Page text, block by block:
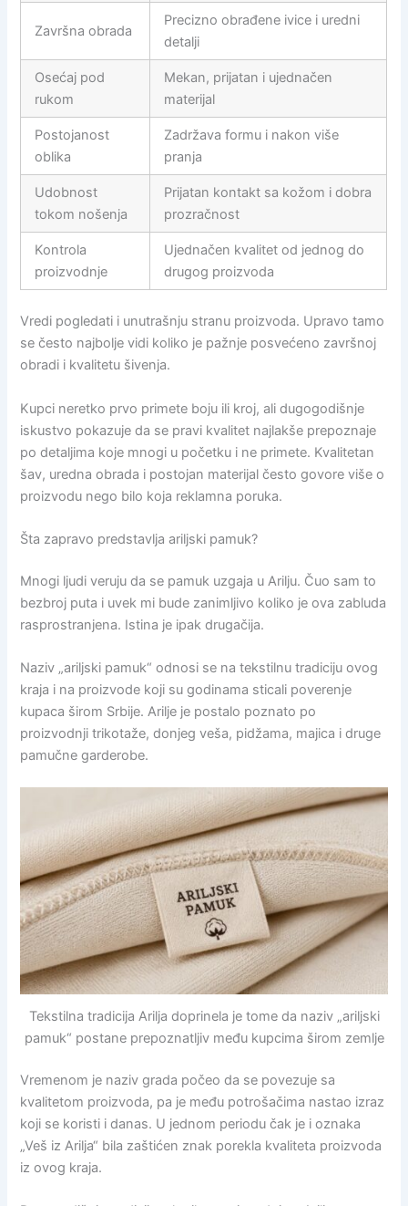
Završna obrada
Precizno obrađene ivice i uredni
detalji
Osećaj pod
rukom
Mekan, prijatan i ujednačen
materijal
Postojanost
oblika
Zadržava formu i nakon više
pranja
Udobnost
tokom nošenja
Prijatan kontakt sa kožom i dobra
prozračnost
Kontrola
proizvodnje
Ujednačen kvalitet od jednog do
drugog proizvoda
Vredi pogledati i unutrašnju stranu proizvoda. Upravo tamo
se često najbolje vidi koliko je pažnje posvećeno završnoj
obradi i kvalitetu šivenja.
Kupci neretko prvo primete boju ili kroj, ali dugogodišnje
iskustvo pokazuje da se pravi kvalitet najlakše prepoznaje
po detaljima koje mnogi u početku i ne primete. Kvalitetan
šav, uredna obrada i postojan materijal često govore više o
proizvodu nego bilo koja reklamna poruka.
Šta zapravo predstavlja ariljski pamuk?
Mnogi ljudi veruju da se pamuk uzgaja u Arilju. Čuo sam to
bezbroj puta i uvek mi bude zanimljivo koliko je ova zabluda
rasprostranjena. Istina je ipak drugačija.
Naziv „ariljski pamuk“ odnosi se na tekstilnu tradiciju ovog
kraja i na proizvode koji su godinama sticali poverenje
kupaca širom Srbije. Arilje je postalo poznato po
proizvodnji trikotaže, donjeg veša, pidžama, majica i druge
pamučne garderobe.
Tekstilna tradicija Arilja doprinela je tome da naziv „ariljski
pamuk“ postane prepoznatljiv među kupcima širom zemlje
Vremenom je naziv grada počeo da se povezuje sa
kvalitetom proizvoda, pa je među potrošačima nastao izraz
koji se koristi i danas. U jednom periodu čak je i oznaka
„Veš iz Arilja“ bila zaštićen znak porekla kvaliteta proizvoda
iz ovog kraja.